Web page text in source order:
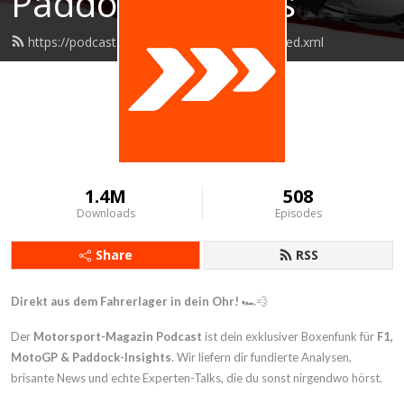
https://podcast.motorsport-magazin.com/feed.xml
1.4M
Downloads
508
Episodes
Share RSS
Direkt aus dem Fahrerlager in dein Ohr! 🏎️💨
Der Motorsport-Magazin Podcast ist dein exklusiver Boxenfunk für F1,
MotoGP & Paddock-Insights. Wir liefern dir fundierte Analysen,
brisante News und echte Experten-Talks, die du sonst nirgendwo hörst.